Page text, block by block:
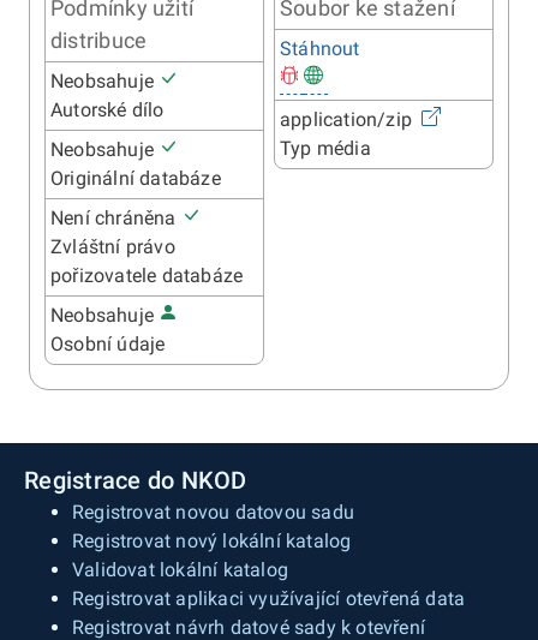
Podmínky užití
distribuce
Neobsahuje
Autorské dílo
Neobsahuje
Originální databáze
Není chráněna
Zvláštní právo
pořizovatele databáze
Neobsahuje
Osobní údaje
Soubor ke stažení
Stáhnout
application/zip
Typ média
Registrace do NKOD
Registrovat novou datovou sadu
Registrovat nový lokální katalog
Validovat lokální katalog
Registrovat aplikaci využívající otevřená data
Registrovat návrh datové sady k otevření